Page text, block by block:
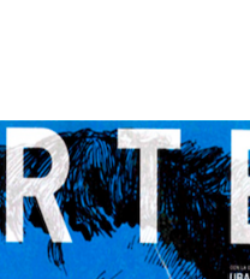
sobre la Técnica